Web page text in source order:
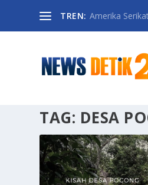
TREN: Amerika
TAG: DESA